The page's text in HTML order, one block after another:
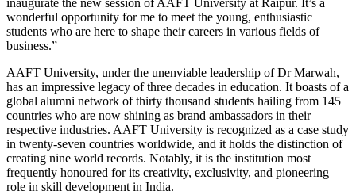
inaugurate the new session of AAFT University at Raipur. It’s a
wonderful opportunity for me to meet the young, enthusiastic
students who are here to shape their careers in various fields of
business.”
AAFT University, under the unenviable leadership of Dr Marwah,
has an impressive legacy of three decades in education. It boasts of a
global alumni network of thirty thousand students hailing from 145
countries who are now shining as brand ambassadors in their
respective industries. AAFT University is recognized as a case study
in twenty-seven countries worldwide, and it holds the distinction of
creating nine world records. Notably, it is the institution most
frequently honoured for its creativity, exclusivity, and pioneering
role in skill development in India.